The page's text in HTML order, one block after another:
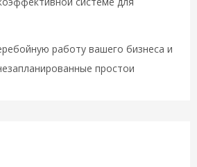
работу вашего бизнеса и
простои